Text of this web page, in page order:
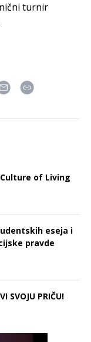
turnir
of Living
eseja i
pravde
SVOJU PRIČU!